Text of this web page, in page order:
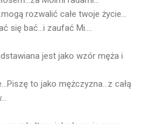
rozwalić całe twoje życie...
się bać...i zaufać Mi....
jest jako wzór męża i
to jako mężczyzna...z całą